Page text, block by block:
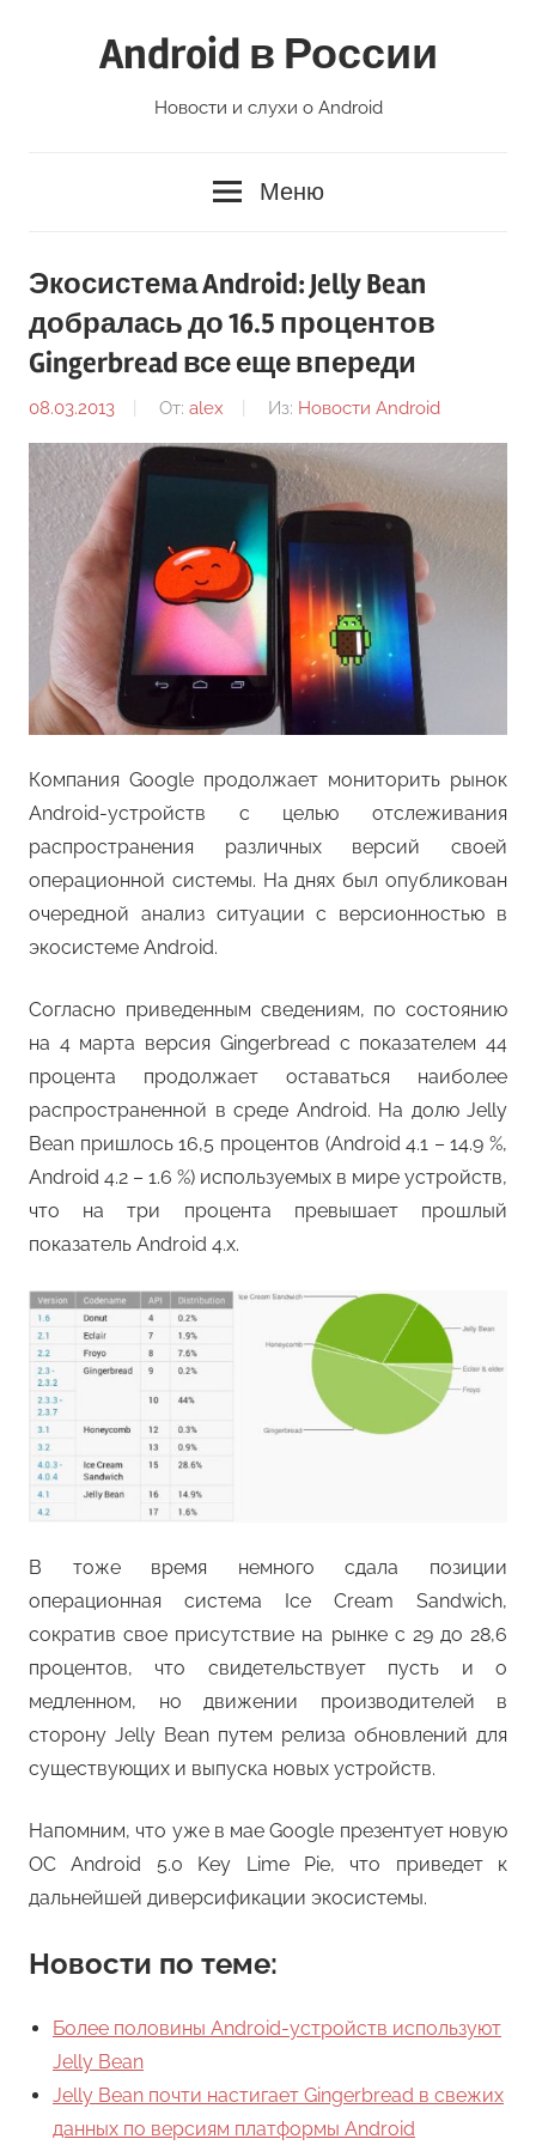
Android в России
Новости и слухи о Android
Меню
Экосистема Android: Jelly Bean
добралась до 16.5 процентов
Gingerbread все еще впереди
08.03.2013 От: alex Из: Новости Android
Компания Google продолжает мониторить рынок
Android-устройств с целью отслеживания
распространения различных версий своей
операционной системы. На днях был опубликован
очередной анализ ситуации с версионностью в
экосистеме Android.
Согласно приведенным сведениям, по состоянию
на 4 марта версия Gingerbread с показателем 44
процента продолжает оставаться наиболее
распространенной в среде Android. На долю Jelly
Bean пришлось 16,5 процентов (Android 4.1 – 14.9 %,
Android 4.2 – 1.6 %) используемых в мире устройств,
что на три процента превышает прошлый
показатель Android 4.х.
В тоже время немного сдала позиции
операционная система Ice Cream Sandwich,
сократив свое присутствие на рынке с 29 до 28,6
процентов, что свидетельствует пусть и о
медленном, но движении производителей в
сторону Jelly Bean путем релиза обновлений для
существующих и выпуска новых устройств.
Напомним, что уже в мае Google презентует новую
ОС Android 5.0 Key Lime Pie, что приведет к
дальнейшей диверсификации экосистемы.
Новости по теме:
Более половины Android-устройств используют
Jelly Bean
Jelly Bean почти настигает Gingerbread в свежих
данных по версиям платформы Android